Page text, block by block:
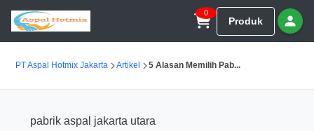
0
Produk
PT Aspal Hotmix Jakarta Artikel 5 Alasan Memilih Pab...
pabrik aspal jakarta utara